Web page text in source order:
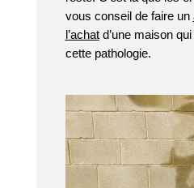
vous conseil de faire un
l’achatd’une maison
cette pathologie.